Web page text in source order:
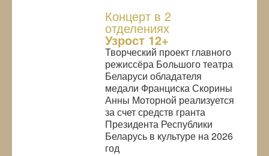
Концерт в 2
отделениях
Узрoст 12+
Творческий проект главного
режиссёра Большого театра
Беларуси обладателя
медали Франциска Скорины
Анны Моторной реализуется
за счет средств гранта
Президента Республики
Беларусь в культуре на 2026
год